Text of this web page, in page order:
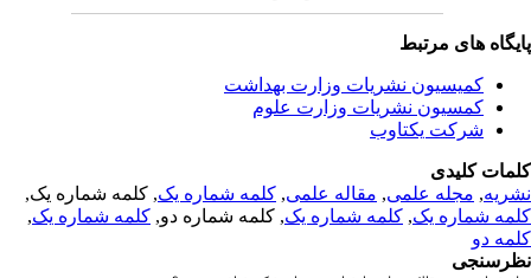
های مرتبط
کمیسیون نشریات وزارت بهداشت
کمسیون نشریات وزارت علوم
شرکت یکتاوب
کلیدی
,مجله علمی, مقاله علمی, کلمه شماره یک, کلمه شماره یک,
شماره یک,کلمه شماره یک, کلمه شماره دو,کلمه شماره یک,
دو